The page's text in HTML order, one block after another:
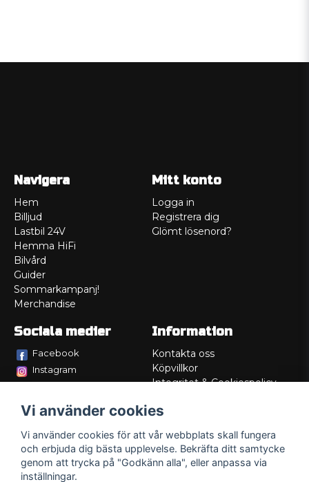
Navigera
Hem
Billjud
Lastbil 24V
Hemma HiFi
Bilvård
Guider
Sommarkampanj!
Merchandise
Mitt konto
Logga in
Registrera dig
Glömt lösenord?
Sociala medier
Facebook
Instagram
Information
Kontakta oss
Köpvillkor
Integritet & Cookiespolicy
Service/Garanti
Lådritning
Om oss
Vi använder cookies
Vi använder cookies för att vår webbplats skall fungera
och erbjuda dig bästa upplevelse. Bekräfta ditt samtycke
genom att trycka på "Godkänn alla", eller anpassa via
inställningar.